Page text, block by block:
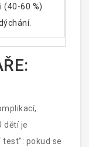
(40-60 %)
dětí je
pokud se